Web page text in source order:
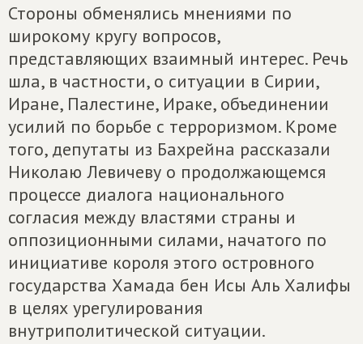
Стороны обменялись мнениями по
широкому кругу вопросов,
представляющих взаимный интерес. Речь
шла, в частности, о ситуации в Сирии,
Иране, Палестине, Ираке, объединении
усилий по борьбе с терроризмом. Кроме
того, депутаты из Бахрейна рассказали
Николаю Левичеву о продолжающемся
процессе диалога национального
согласия между властями страны и
оппозиционными силами, начатого по
инициативе короля этого островного
государства Хамада бен Исы Аль Халифы
в целях урегулирования
внутриполитической ситуации.